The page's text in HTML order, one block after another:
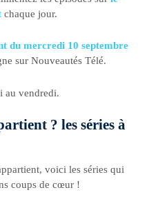
chaque jour.
du mercredi 10 septembre
sur Nouveautés Télé.
au vendredi.
? les séries à
voici les séries qui
coups de cœur !